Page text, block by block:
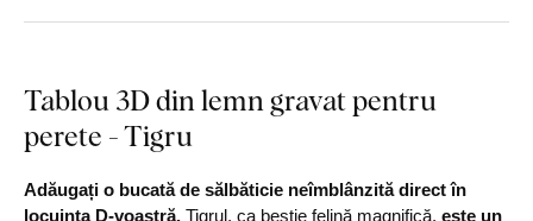
Tablou 3D din lemn gravat pentru
perete - Tigru
Adăugați o bucată de sălbăticie neîmblânzită direct în
locuința D-voastră. Tigrul, ca bestie felină magnifică, este un